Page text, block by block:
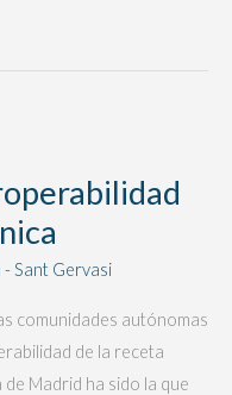
Sant Gervasi
comunidades autónomas
de la receta
Madrid ha sido la que